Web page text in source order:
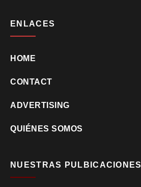
ENLACES
HOME
CONTACT
ADVERTISING
QUIÉNES SOMOS
NUESTRAS PULBICACIONES